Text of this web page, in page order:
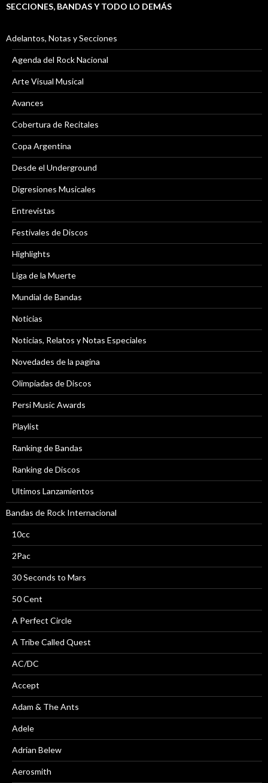
SECCIONES, BANDAS Y TODO LO DEMÁS
Adelantos, Notas y Secciones
Agenda del Rock Nacional
Arte Visual Musical
Avances
Cobertura de Recitales
Copa Argentina
Desde el Underground
Digresiones Musicales
Entrevistas
Festivales de Discos
Highlights
Liga de la Muerte
Mundial de Bandas
Noticias
Noticias, Relatos y Notas Especiales
Novedades de la pagina
Olimpiadas de Discos
Persi Music Awards
Playlist
Ranking de Bandas
Ranking de Discos
Ultimos Lanzamientos
Bandas de Rock Internacional
10cc
2Pac
30 Seconds to Mars
50 Cent
A Perfect Circle
A Tribe Called Quest
AC/DC
Accept
Adam & The Ants
Adele
Adrian Belew
Aerosmith